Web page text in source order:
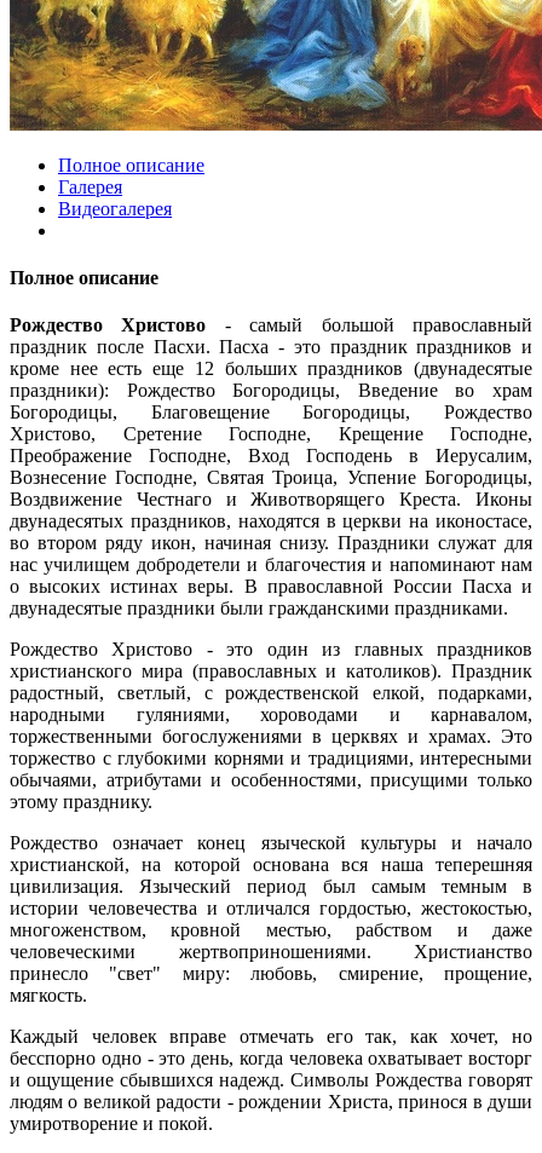
Полное описание
Галерея
Видеогалерея
Полное описание
Рождество Христово - самый большой православный
праздник после Пасхи. Пасха - это праздник праздников и
кроме нее есть еще 12 больших праздников (двунадесятые
праздники): Рождество Богородицы, Введение во храм
Богородицы, Благовещение Богородицы, Рождество
Христово, Сретение Господне, Крещение Господне,
Преображение Господне, Вход Господень в Иерусалим,
Вознесение Господне, Святая Троица, Успение Богородицы,
Воздвижение Честнаго и Животворящего Креста. Иконы
двунадесятых праздников, находятся в церкви на иконостасе,
во втором ряду икон, начиная снизу. Праздники служат для
нас училищем добродетели и благочестия и напоминают нам
о высоких истинах веры. В православной России Пасха и
двунадесятые праздники были гражданскими праздниками.
Рождество Христово - это один из главных праздников
христианского мира (православных и католиков). Праздник
радостный, светлый, с рождественской елкой, подарками,
народными гуляниями, хороводами и карнавалом,
торжественными богослужениями в церквях и храмах. Это
торжество с глубокими корнями и традициями, интересными
обычаями, атрибутами и особенностями, присущими только
этому празднику.
Рождество означает конец языческой культуры и начало
христианской, на которой основана вся наша теперешняя
цивилизация. Языческий период был самым темным в
истории человечества и отличался гордостью, жестокостью,
многоженством, кровной местью, рабством и даже
человеческими жертвоприношениями. Христианство
принесло "свет" миру: любовь, смирение, прощение,
мягкость.
Каждый человек вправе отмечать его так, как хочет, но
бесспорно одно - это день, когда человека охватывает восторг
и ощущение сбывшихся надежд. Символы Рождества говорят
людям о великой радости - рождении Христа, принося в души
умиротворение и покой.